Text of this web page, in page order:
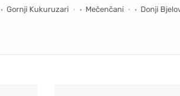
Gornji Kukuruzari Mečenčani
Donji